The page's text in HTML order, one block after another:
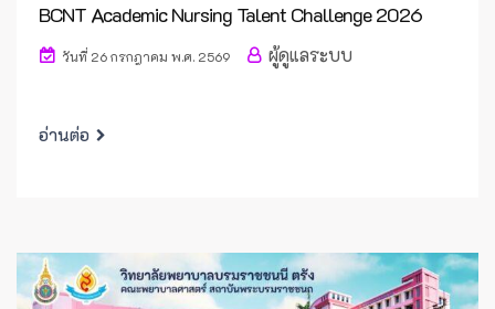
BCNT Academic Nursing Talent Challenge 2026
วันที่ 26 กรกฎาคม พ.ศ. 2569 ผู้ดูแลระบบ
อ่านต่อ